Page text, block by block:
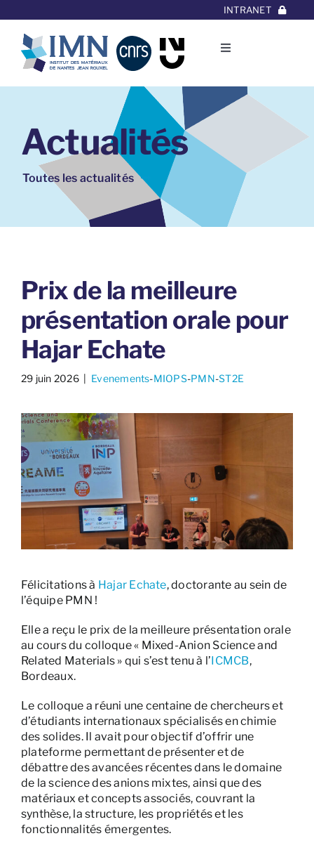
au
contenu
INTRANET
Toggle
L’Institut
Thématiques
Equipes
Projets/Collaborations
Actualités
Toutes les actualités
Prix de la meilleure
présentation orale pour
Hajar Echate
29 juin 2026​ | Evenements-MIOPS-PMN-ST2E
Félicitations à Hajar Echate, doctorante au sein de
l’équipe PMN !
Elle a reçu le prix de la meilleure présentation orale
au cours du colloque « Mixed-Anion Science and
Related Materials » qui s’est tenu à l’ICMCB,
Bordeaux.
Le colloque a réuni une centaine de chercheurs et
d’étudiants internationaux spécialisés en chimie
des solides. Il avait pour objectif d’offrir une
plateforme permettant de présenter et de
débattre des avancées récentes dans le domaine
de la science des anions mixtes, ainsi que des
matériaux et concepts associés, couvrant la
synthèse, la structure, les propriétés et les
fonctionnalités émergentes.